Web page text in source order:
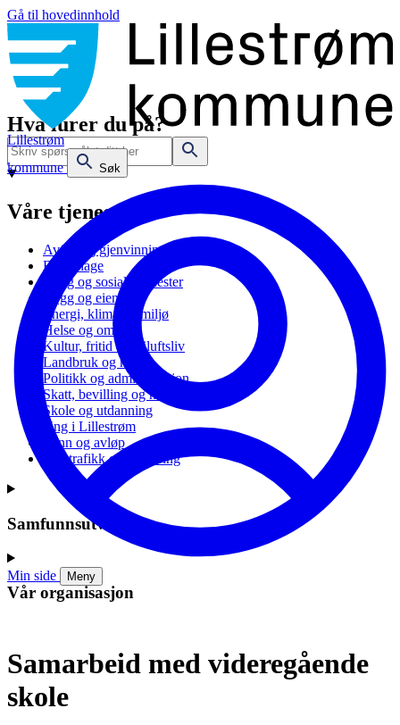
Gå til hovedinnhold
Lillestrøm
kommune
Søk
Min side Meny
Hva lurer du på?
Våre tjenester
Avfall og gjenvinning
Barnehage
Bolig og sosiale tjenester
Bygg og eiendom
Energi, klima og miljø
Helse og omsorg
Kultur, fritid og friluftsliv
Landbruk og natur
Politikk og administrasjon
Skatt, bevilling og næring
Skole og utdanning
Ung i Lillestrøm
Vann og avløp
Vei, trafikk og parkering
Samfunnsutvikling
Vår organisasjon
Samarbeid med videregående
skole